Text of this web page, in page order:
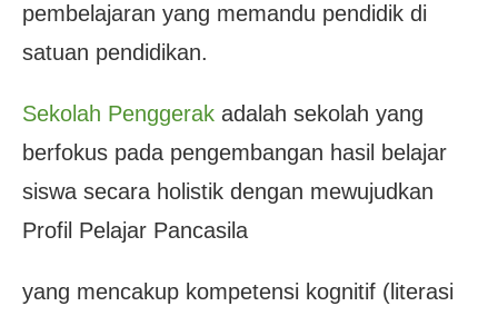
pembelajaran yang memandu pendidik di
satuan pendidikan.
Sekolah Penggerak adalah sekolah yang
berfokus pada pengembangan hasil belajar
siswa secara holistik dengan mewujudkan
Profil Pelajar Pancasila
yang mencakup kompetensi kognitif (literasi